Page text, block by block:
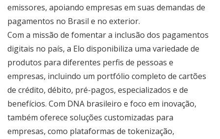
emissores, apoiando empresas em suas demandas de
pagamentos no Brasil e no exterior.
Com a missão de fomentar a inclusão dos pagamentos
digitais no país, a Elo disponibiliza uma variedade de
produtos para diferentes perfis de pessoas e
empresas, incluindo um portfólio completo de cartões
de crédito, débito, pré-pagos, especializados e de
benefícios. Com DNA brasileiro e foco em inovação,
também oferece soluções customizadas para
empresas, como plataformas de tokenização,